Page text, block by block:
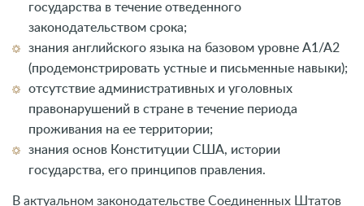
государства в течение отведенного
законодательством срока;
знания английского языка на базовом уровне А1/А2
(продемонстрировать устные и письменные навыки);
отсутствие административных и уголовных
правонарушений в стране в течение периода
проживания на ее территории;
знания основ Конституции США, истории
государства, его принципов правления.
В актуальном законодательстве Соединенных Штатов